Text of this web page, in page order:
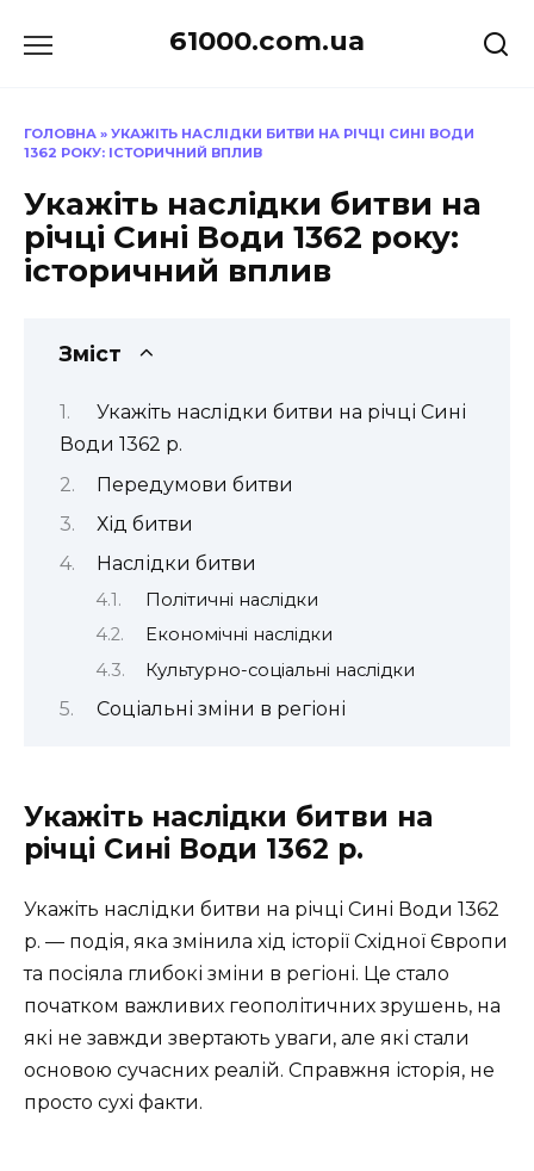
до
61000.com.ua
ГОЛОВНА » УКАЖІТЬ НАСЛІДКИ БИТВИ НА РІЧЦІ СИНІ ВОДИ
1362 РОКУ: ІСТОРИЧНИЙ ВПЛИВ
Укажіть наслідки битви на
річці Сині Води 1362 року:
історичний вплив
Зміст
Укажіть наслідки битви на річці Сині
Води 1362 р.
Передумови битви
Хід битви
Наслідки битви
Політичні наслідки
Економічні наслідки
Культурно-соціальні наслідки
Соціальні зміни в регіоні
Укажіть наслідки битви на
річці Сині Води 1362 р.
Укажіть наслідки битви на річці Сині Води 1362
р. — подія, яка змінила хід історії Східної Європи
та посіяла глибокі зміни в регіоні. Це стало
початком важливих геополітичних зрушень, на
які не завжди звертають уваги, але які стали
основою сучасних реалій. Справжня історія, не
просто сухі факти.